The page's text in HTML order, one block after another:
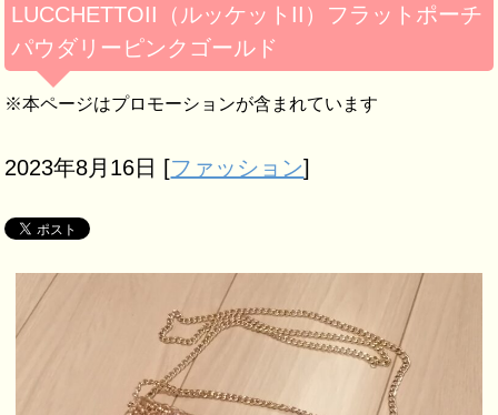
LUCCHETTOII（ルッケットII）フラットポーチ
パウダリーピンクゴールド
※本ページはプロモーションが含まれています
2023年8月16日 [ファッション]